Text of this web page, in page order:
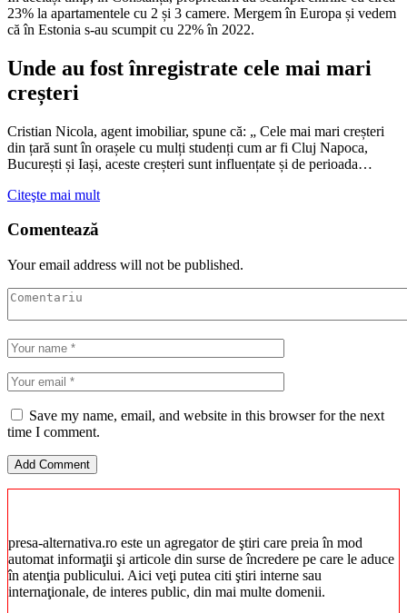
23% la apartamentele cu 2 și 3 camere. Mergem în Europa și vedem
că în Estonia s-au scumpit cu 22% în 2022.
Unde au fost înregistrate cele mai mari
creșteri
Cristian Nicola, agent imobiliar, spune că: „ Cele mai mari creșteri
din țară sunt în orașele cu mulți studenți cum ar fi Cluj Napoca,
București și Iași, aceste creșteri sunt influențate și de perioada…
Citeşte mai mult
Comentează
Your email address will not be published.
Save my name, email, and website in this browser for the next
time I comment.
presa-alternativa.ro este un agregator de ştiri care preia în mod
automat informaţii şi articole din surse de încredere pe care le aduce
în atenţia publicului. Aici veţi putea citi ştiri interne sau
internaţionale, de interes public, din mai multe domenii.